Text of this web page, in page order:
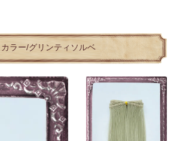
ラー/グリンティソルベ